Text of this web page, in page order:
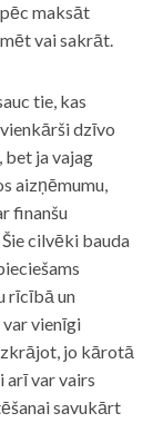
maksāt
vai sakrāt.
tie, kas
dzīvo
bet ja vajag
aizņēmumu,
finanšu
cilvēki bauda
rīcībā un
vienīgi
jo kārotā
arī var vairs
savukārt